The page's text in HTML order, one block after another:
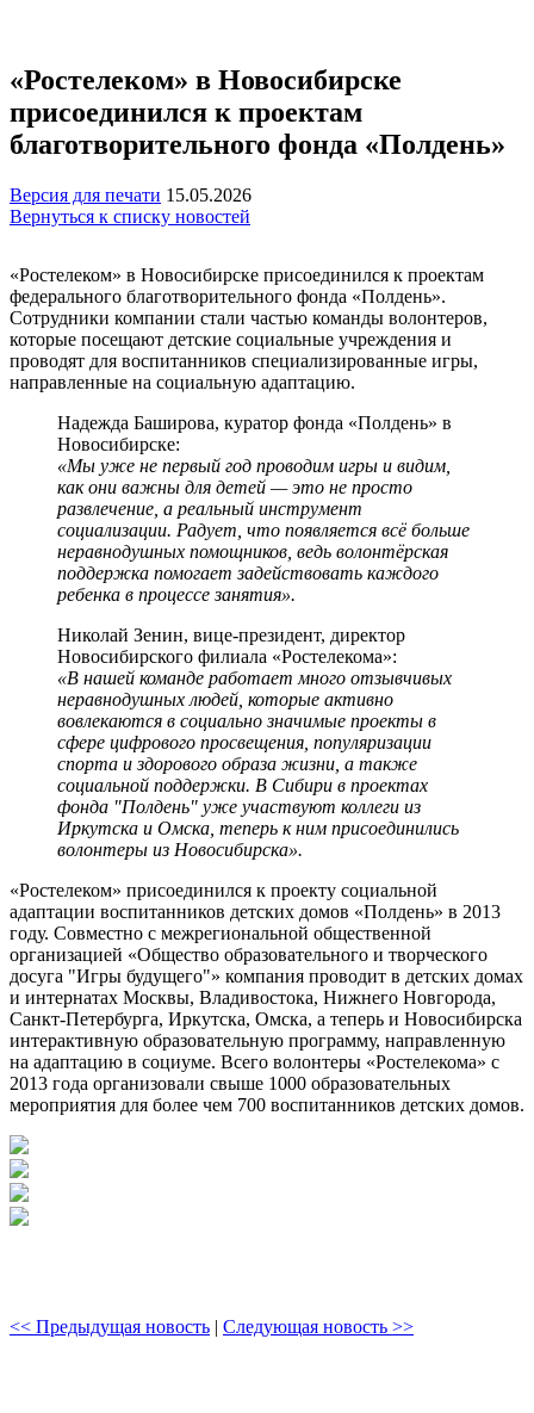
«Ростелеком» в Новосибирске
присоединился к проектам
благотворительного фонда «Полдень»
Версия для печати 15.05.2026
Вернуться к списку новостей
«Ростелеком» в Новосибирске присоединился к проектам
федерального благотворительного фонда «Полдень».
Сотрудники компании стали частью команды волонтеров,
которые посещают детские социальные учреждения и
проводят для воспитанников специализированные игры,
направленные на социальную адаптацию.
Надежда Баширова, куратор фонда «Полдень» в
Новосибирске:
«Мы уже не первый год проводим игры и видим,
как они важны для детей — это не просто
развлечение, а реальный инструмент
социализации. Радует, что появляется всё больше
неравнодушных помощников, ведь волонтёрская
поддержка помогает задействовать каждого
ребенка в процессе занятия».
Николай Зенин, вице-президент, директор
Новосибирского филиала «Ростелекома»:
«В нашей команде работает много отзывчивых
неравнодушных людей, которые активно
вовлекаются в социально значимые проекты в
сфере цифрового просвещения, популяризации
спорта и здорового образа жизни, а также
социальной поддержки. В Сибири в проектах
фонда "Полдень" уже участвуют коллеги из
Иркутска и Омска, теперь к ним присоединились
волонтеры из Новосибирска».
«Ростелеком» присоединился к проекту социальной
адаптации воспитанников детских домов «Полдень» в 2013
году. Совместно с межрегиональной общественной
организацией «Общество образовательного и творческого
досуга "Игры будущего"» компания проводит в детских домах
и интернатах Москвы, Владивостока, Нижнего Новгорода,
Санкт-Петербурга, Иркутска, Омска, а теперь и Новосибирска
интерактивную образовательную программу, направленную
на адаптацию в социуме. Всего волонтеры «Ростелекома» с
2013 года организовали свыше 1000 образовательных
мероприятия для более чем 700 воспитанников детских домов.
<< Предыдущая новость | Следующая новость >>